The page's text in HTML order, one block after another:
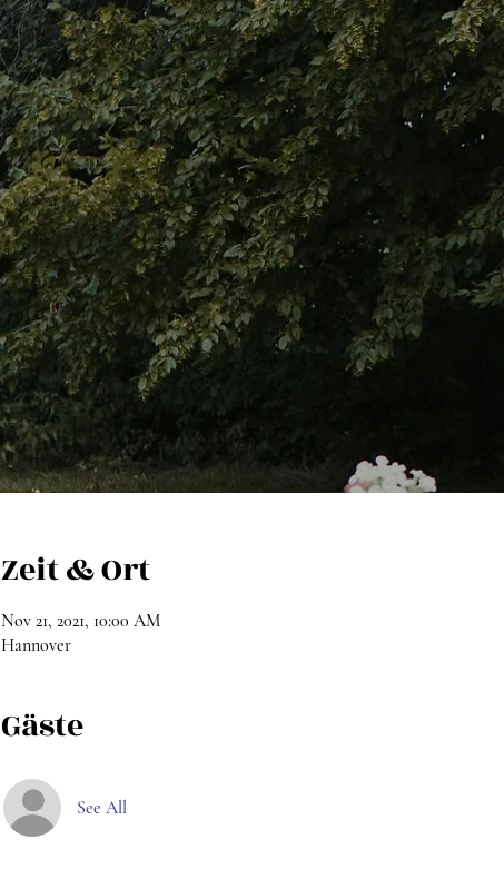
Zeit & Ort
Nov 21, 2021, 10:00 AM
Hannover
Gäste
See All